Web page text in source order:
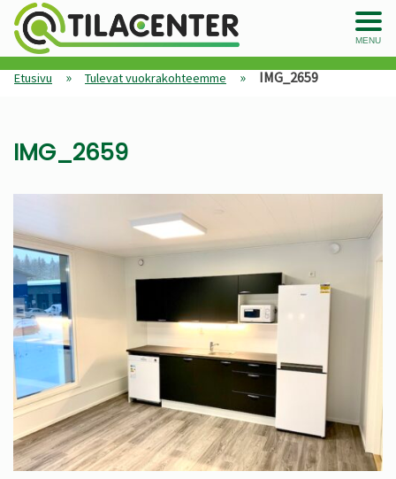
MENU
Etusivu » Tulevat vuokrakohteemme » IMG_2659
IMG_2659